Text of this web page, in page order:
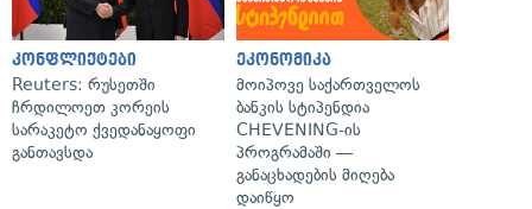
კონფლიქტები
Reuters: რუსეთში
ჩრდილოეთ კორეის
სარაკეტო ქვედანაყოფი
განთავსდა
ეკონომიკა
მოიპოვე საქართველოს
ბანკის სტიპენდია
CHEVENING-ის
პროგრამაში —
განაცხადების მიღება
დაიწყო